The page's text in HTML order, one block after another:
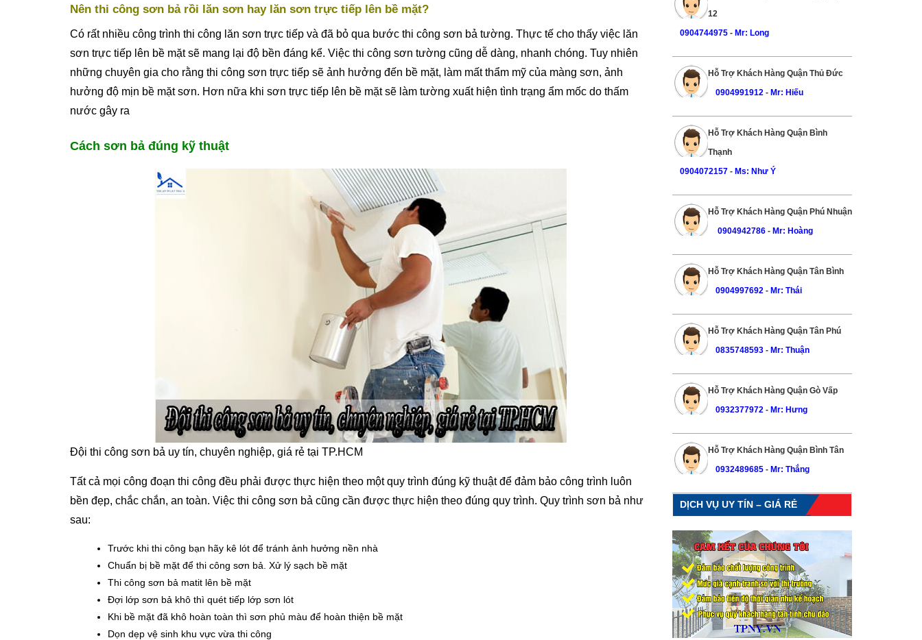
Nên thi công sơn bả rồi lăn sơn hay lăn sơn trực tiếp lên bề mặt?
Có rất nhiều công trình thi công lăn sơn trực tiếp và đã bỏ qua bước thi công sơn bả tường. Thực tế cho thấy việc lăn
sơn trực tiếp lên bề mặt sẽ mang lại độ bền đáng kể. Việc thi công sơn tường cũng dễ dàng, nhanh chóng. Tuy nhiên
những chuyên gia cho rằng thi công sơn trực tiếp sẽ ảnh hưởng đến bề mặt, làm mất thẩm mỹ của màng sơn, ảnh
hưởng độ mịn bề mặt sơn. Hơn nữa khi sơn trực tiếp lên bề mặt sẽ làm tường xuất hiện tình trạng ẩm mốc do thấm
nước gây ra
Cách sơn bả đúng kỹ thuật
Đội thi công sơn bả uy tín, chuyên nghiệp, giá rẻ tại TP.HCM
Tất cả mọi công đoạn thi công đều phải được thực hiện theo một quy trình đúng kỹ thuật để đảm bảo công trình luôn
bền đẹp, chắc chắn, an toàn. Việc thi công sơn bả cũng cần được thực hiện theo đúng quy trình. Quy trình sơn bả như
sau:
Trước khi thi công bạn hãy kê lót để tránh ảnh hưởng nền nhà
Chuẩn bị bề mặt để thi công sơn bả. Xử lý sạch bề mặt
Thi công sơn bả matit lên bề mặt
Đợi lớp sơn bả khô thì quét tiếp lớp sơn lót
Khi bề mặt đã khô hoàn toàn thì sơn phủ màu để hoàn thiện bề mặt
Dọn dẹp vệ sinh khu vực vừa thi công
12
0904744975- Mr: Long
Hỗ Trợ Khách Hàng Quận Thủ Đức
0904991912 - Mr: Hiếu
Hỗ Trợ Khách Hàng Quận Bình
Thạnh
0904072157- Ms: Như Ý
Hỗ Trợ Khách Hàng Quận Phú Nhuận
0904942786 - Mr: Hoàng
Hỗ Trợ Khách Hàng Quận Tân Bình
0904997692 - Mr: Thái
Hỗ Trợ Khách Hàng Quận Tân Phú
0835748593 - Mr: Thuận
Hỗ Trợ Khách Hàng Quận Gò Vấp
0932377972 - Mr: Hưng
Hỗ Trợ Khách Hàng Quận Bình Tân
0932489685 - Mr: Thắng
DỊCH VỤ UY TÍN – GIÁ RẺ